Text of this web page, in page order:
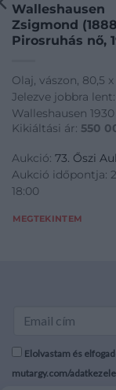
Walleshausen
Zsigmond
Pirosruhás nő,
Olaj, vászon, 80,5 x
Jelezve jobbra lent:
Walleshausen 1930
Kikiáltási ár: 550
Aukció: 73. Őszi
Aukció időpontja:
18:00
MEGTEKINTEM
Elolvastam és
mutargy.com/